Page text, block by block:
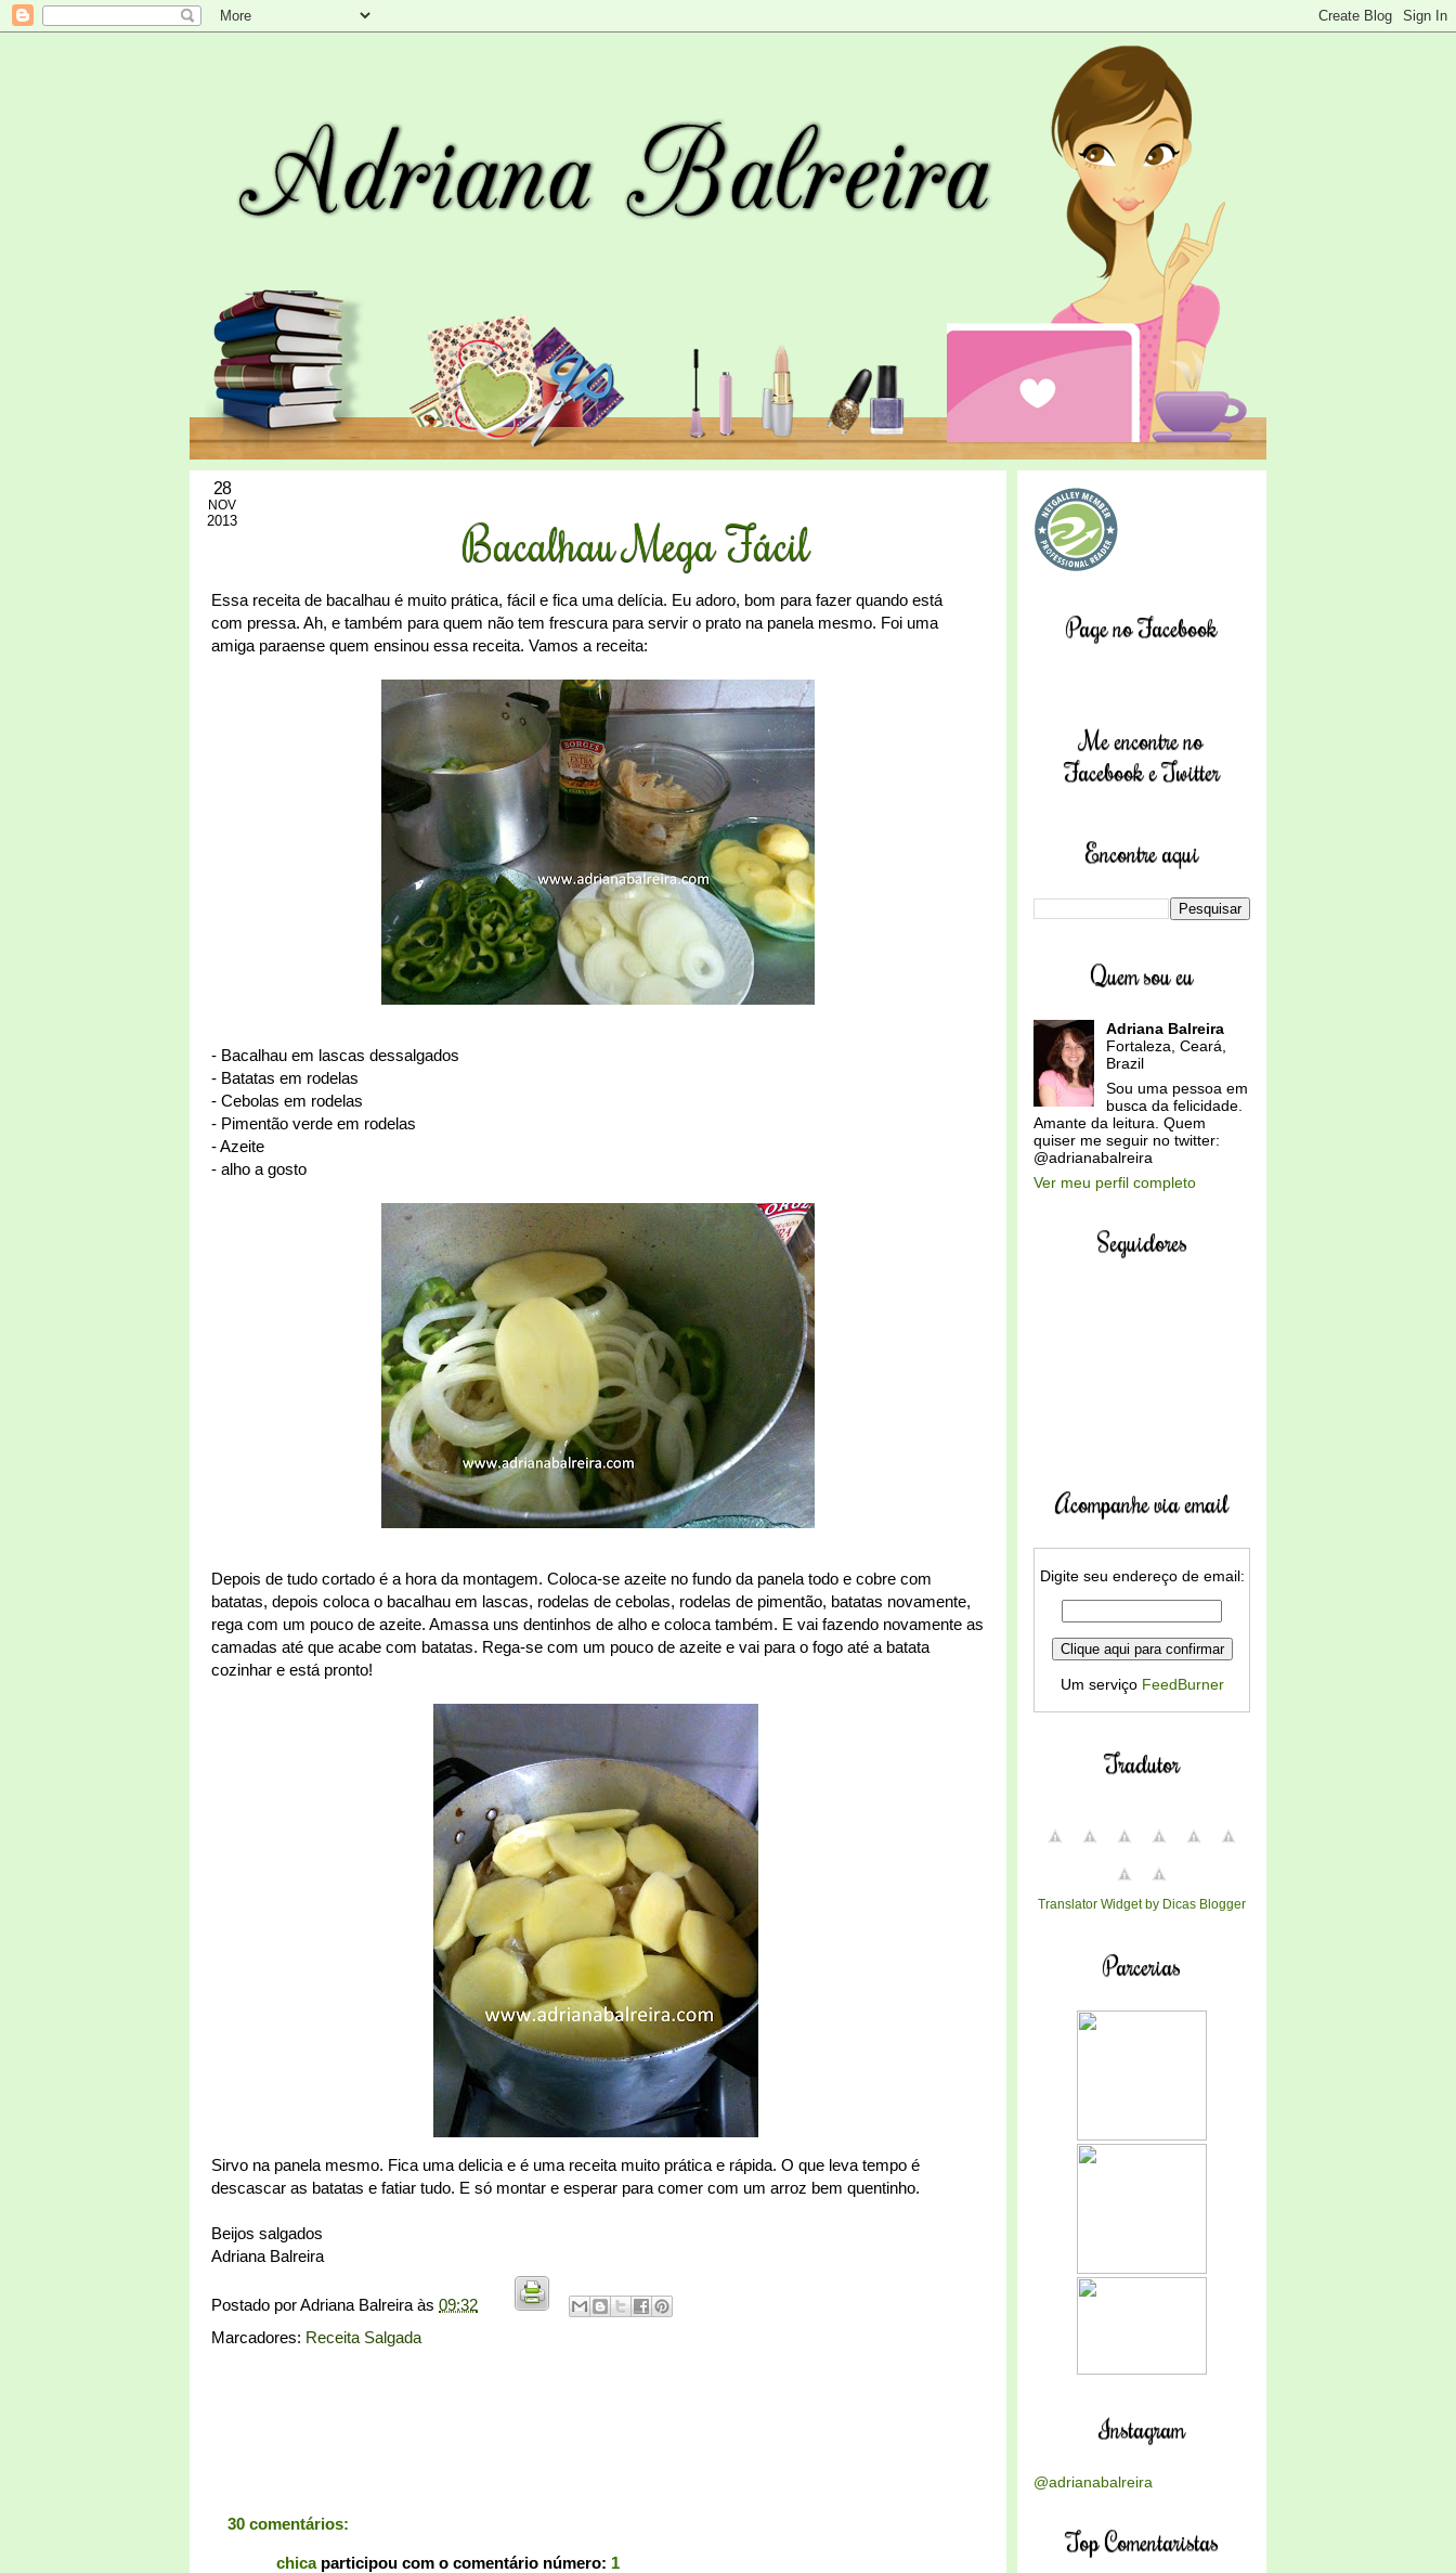
28
NOV
2013 Bacalhau Mega Fácil
Essa receita de bacalhau é muito prática, fácil e fica uma delícia. Eu adoro, bom para fazer quando está
com pressa. Ah, e também para quem não tem frescura para servir o prato na panela mesmo. Foi uma
amiga paraense quem ensinou essa receita. Vamos a receita:
- Bacalhau em lascas dessalgados
- Batatas em rodelas
- Cebolas em rodelas
- Pimentão verde em rodelas
- Azeite
- alho a gosto
Depois de tudo cortado é a hora da montagem. Coloca-se azeite no fundo da panela todo e cobre com
batatas, depois coloca o bacalhau em lascas, rodelas de cebolas, rodelas de pimentão, batatas novamente,
rega com um pouco de azeite. Amassa uns dentinhos de alho e coloca também. E vai fazendo novamente as
camadas até que acabe com batatas. Rega-se com um pouco de azeite e vai para o fogo até a batata
cozinhar e está pronto!
Sirvo na panela mesmo. Fica uma delicia e é uma receita muito prática e rápida. O que leva tempo é
descascar as batatas e fatiar tudo. E só montar e esperar para comer com um arroz bem quentinho.
Beijos salgados
Adriana Balreira
Postado porAdriana Balreira às 09:32
Marcadores: Receita Salgada
30 comentários:
chicaparticipou com o comentário número: 1
Page no Facebook
Me encontre no
Facebook e Twitter
Encontre aqui
Quem sou eu
Adriana Balreira
Fortaleza, Ceará,
Brazil
Sou uma pessoa em
busca da felicidade.
Amante da leitura. Quem
quiser me seguir no twitter:
@adrianabalreira
Ver meu perfil completo
Seguidores
Acompanhe via email
Digite seu endereço de email:
Um serviço FeedBurner
Tradutor
Translator Widget by Dicas Blogger
Parcerias
Instagram
@adrianabalreira
Top Comentaristas